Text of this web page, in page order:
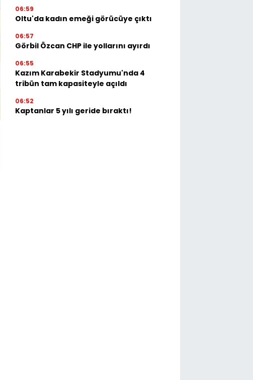
06:59
Oltu'da kadın emeği görücüye çıktı
06:57
Görbil Özcan CHP ile yollarını ayırdı
06:55
Kazım Karabekir Stadyumu'nda 4
tribün tam kapasiteyle açıldı
06:52
Kaptanlar 5 yılı geride bıraktı!